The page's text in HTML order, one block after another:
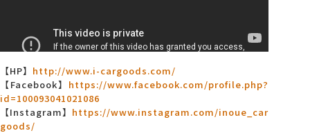
【HP】 http://www.i-cargoods.com/
【Facebook】 https://www.facebook.com/profile.php?
id=100093041021086
【Instagram】 https://www.instagram.com/inoue_car
goods/